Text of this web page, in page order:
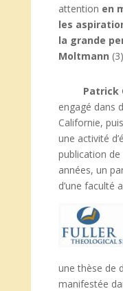
attention en
les
la grande
Moltmann
Patrick
engagé dans
Californie,
une activité
publication
années, un
d’une faculté
une thèse de
manifestée